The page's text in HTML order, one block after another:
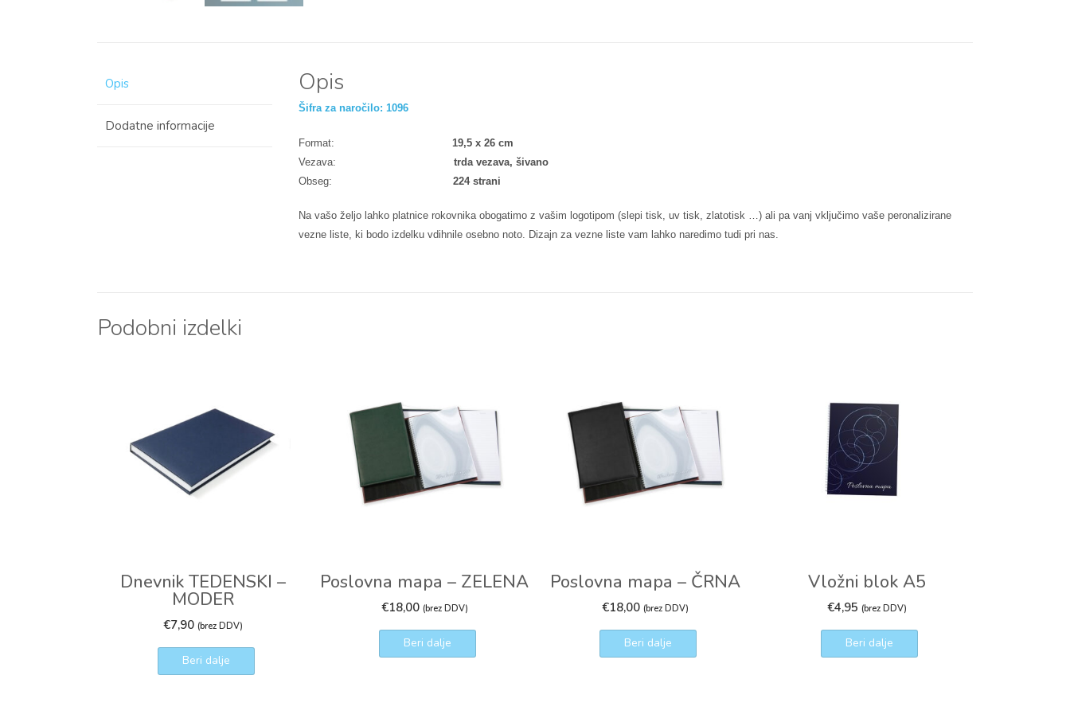
Opis
Dodatne informacije
Opis
Šifra za naročilo: 1096
Format: 19,5 x 26 cm
Vezava: trda vezava, šivano
Obseg: 224 strani
Na vašo željo lahko platnice rokovnika obogatimo z vašim logotipom (slepi tisk, uv tisk, zlatotisk …) ali pa vanj vključimo vaše peronalizirane
vezne liste, ki bodo izdelku vdihnile osebno noto. Dizajn za vezne liste vam lahko naredimo tudi pri nas.
Podobni izdelki
Dnevnik TEDENSKI –
MODER
€7,90 (brez DDV)
Beri dalje
Poslovna mapa – ZELENA
€18,00 (brez DDV)
Beri dalje
Poslovna mapa – ČRNA
€18,00 (brez DDV)
Beri dalje
Vložni blok A5
€4,95 (brez DDV)
Beri dalje